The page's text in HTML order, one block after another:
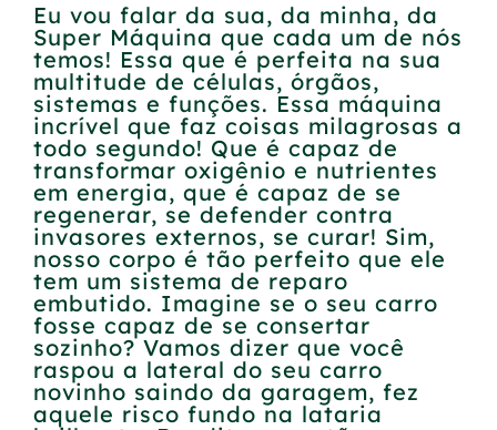
Eu vou falar da sua, da minha, da
Super Máquina que cada um de nós
temos! Essa que é perfeita na sua
multitude de células, órgãos,
sistemas e funções. Essa máquina
incrível que faz coisas milagrosas a
todo segundo! Que é capaz de
transformar oxigênio e nutrientes
em energia, que é capaz de se
regenerar, se defender contra
invasores externos, se curar! Sim,
nosso corpo é tão perfeito que ele
tem um sistema de reparo
embutido. Imagine se o seu carro
fosse capaz de se consertar
sozinho? Vamos dizer que você
raspou a lateral do seu carro
novinho saindo da garagem, fez
aquele risco fundo na lataria